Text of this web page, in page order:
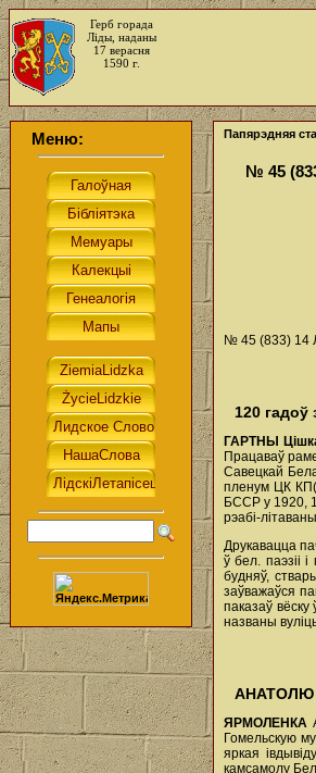
Герб горада
Ліды, наданы
17 верасня
1590 г.
Меню: Папярэдняя
№ 45
№ 45 (833) 14
120 гадоў
ГАРТНЫ
Працаваў
Савецкай
пленум ЦК
БССР у 1920,
рэабі-
Друкавацца
ў бел. паэзіі
будняў,
заўважаўся
паказаў
названы
АНАТОЛЮ
ЯРМОЛЕНКА
Гомельскую
яркая
камсамолу